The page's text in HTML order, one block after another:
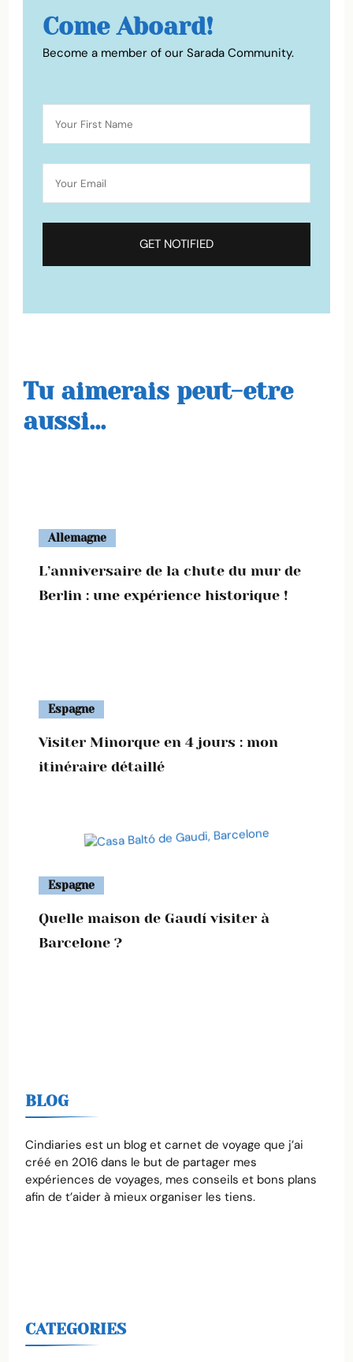
Come Aboard!
Become a member of our Sarada Community.
Tu aimerais peut-etre
aussi...
Allemagne
L’anniversaire de la chute du mur de
Berlin : une expérience historique !
Espagne
Visiter Minorque en 4 jours : mon
itinéraire détaillé
Espagne
Quelle maison de Gaudí visiter à
Barcelone ?
BLOG
Cindiaries est un blog et carnet de voyage que j’ai
créé en 2016 dans le but de partager mes
expériences de voyages, mes conseils et bons plans
afin de t’aider à mieux organiser les tiens.
CATEGORIES